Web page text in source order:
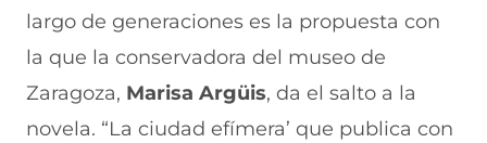
largo de generaciones es la propuesta con
la que la conservadora del museo de
Zaragoza, Marisa Argüis, da el salto a la
novela. “La ciudad efímera’ que publica con